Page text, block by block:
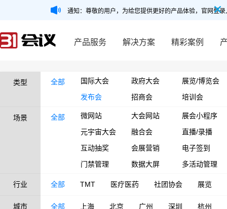
通知：尊敬的用户，为给您提供更好的产品体验，官网登
产品服务 解决方案 精彩案例
类型 全部 国际大会 政府大会
展览/博览会
发布会
招商会 培训会
场景 全部 微网站 大会网站
展会小程序
元宇宙大会
融合会
直播/录播
互动抽奖
会展营销
电子签到
门禁管理
数据大屏 多活动管理
行业 全部 TMT 医疗医药 社团协会 展览
城市 全部 上海 北京 广州 深圳 杭州